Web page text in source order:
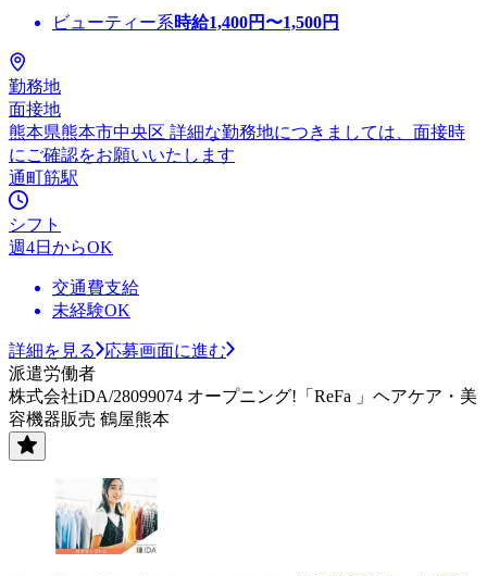
ビューティー系時給1,400円〜1,500円
勤務地
面接地
熊本県熊本市中央区 詳細な勤務地につきましては、面接時
にご確認をお願いいたします
通町筋駅
シフト
週4日からOK
交通費支給
未経験OK
詳細を見る
応募画面に進む
派遣労働者
株式会社iDA/28099074 オープニング!「ReFa 」ヘアケア・美
容機器販売 鶴屋熊本